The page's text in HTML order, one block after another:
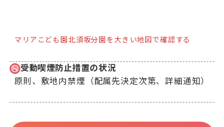
マリアこども園北須坂分園を大きい地図で確認する
受動喫煙防止措置の状況
原則、敷地内禁煙（配属先決定次第、詳細通知）